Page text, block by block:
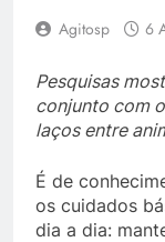
Agitosp 6
Pesquisas
conjunto com
laços entre
É de
os cuidados
dia a dia: